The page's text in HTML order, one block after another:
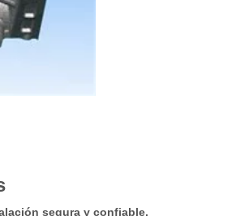
segura y confiable.